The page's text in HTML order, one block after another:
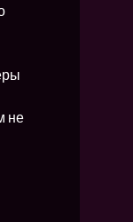
не